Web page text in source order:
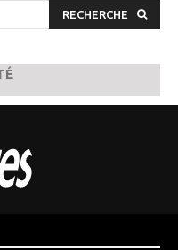
RECHERCHE